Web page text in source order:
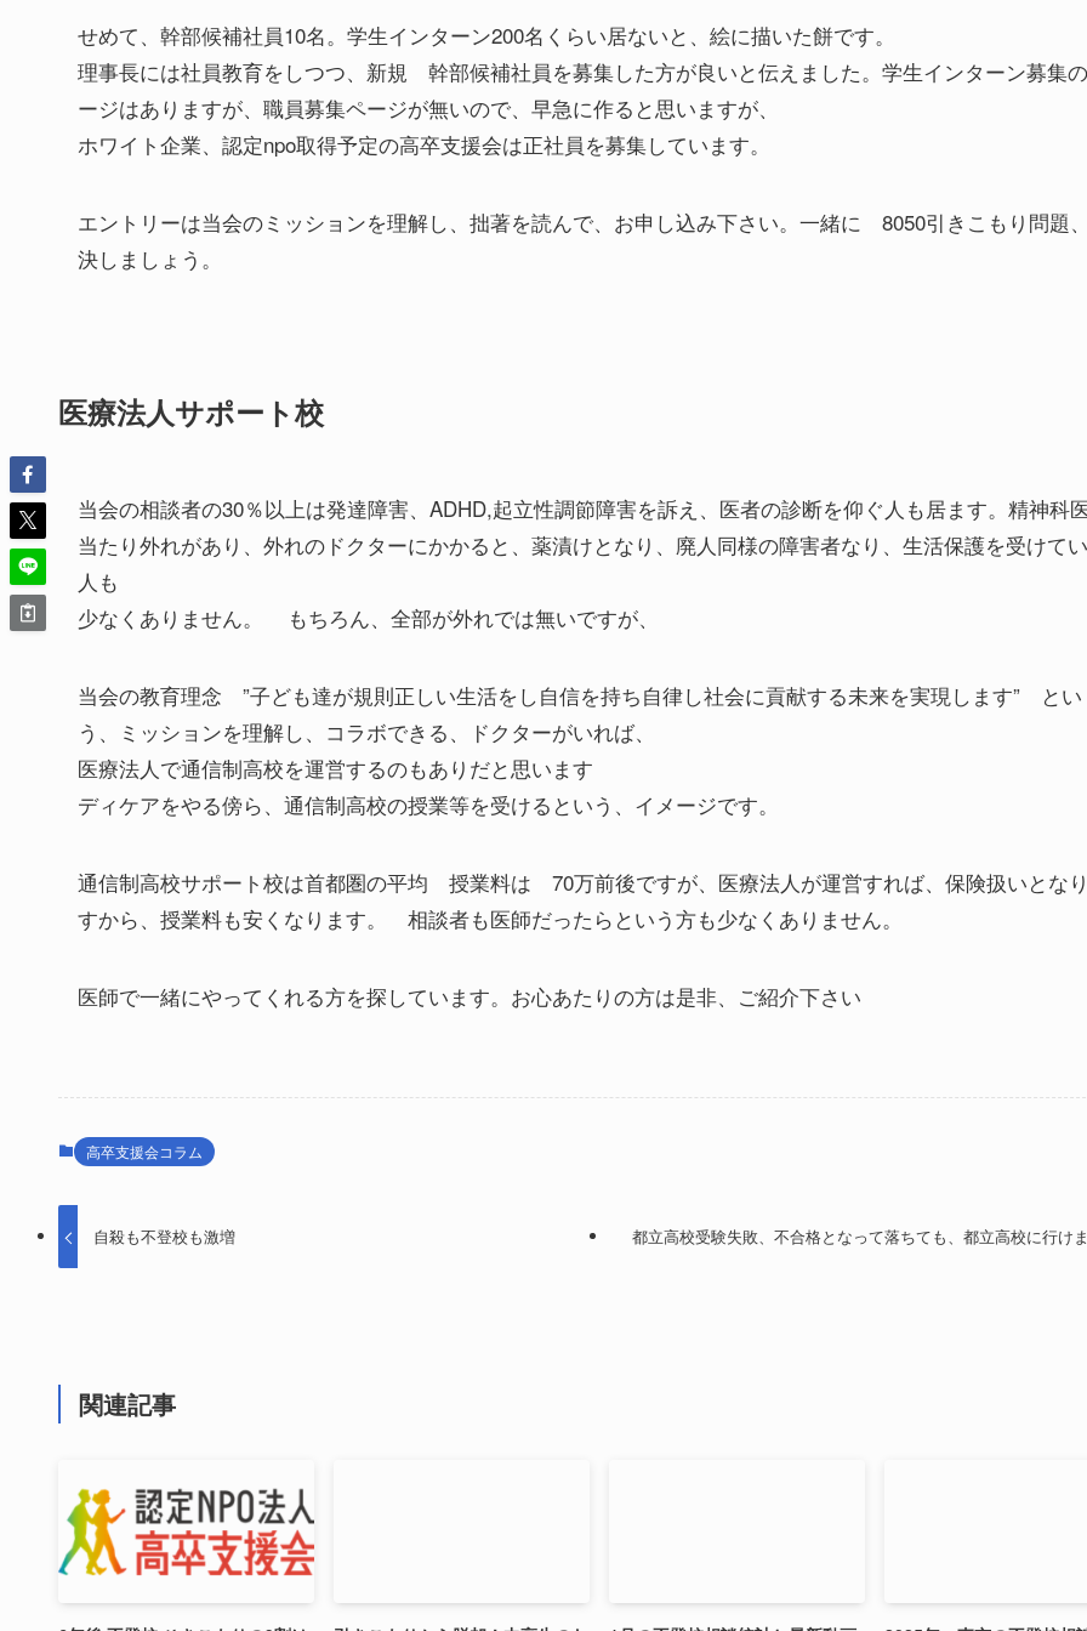
せめて、幹部候補社員10名。学生インターン200名くらい居ないと、絵に描いた餅です。
理事長には社員教育をしつつ、新規 幹部候補社員を募集した方が良いと伝えました。学生インターン募集
ージはありますが、職員募集ページが無いので、早急に作ると思いますが、
ホワイト企業、認定npo取得予定の高卒支援会は正社員を募集しています。
エントリーは当会のミッションを理解し、拙著を読んで、お申し込み下さい。一緒に 8050引きこもり問題
決しましょう。
医療法人サポート校
当会の相談者の30％以上は発達障害、ADHD,起立性調節障害を訴え、医者の診断を仰ぐ人も居ます。精神科
当たり外れがあり、外れのドクターにかかると、薬漬けとなり、廃人同様の障害者なり、生活保護を受けて
人も
少なくありません。 もちろん、全部が外れでは無いですが、
当会の教育理念 ”子ども達が規則正しい生活をし自信を持ち自律し社会に貢献する未来を実現します” とい
う、ミッションを理解し、コラボできる、ドクターがいれば、
医療法人で通信制高校を運営するのもありだと思います
ディケアをやる傍ら、通信制高校の授業等を受けるという、イメージです。
通信制高校サポート校は首都圏の平均 授業料は 70万前後ですが、医療法人が運営すれば、保険扱いとな
すから、授業料も安くなります。 相談者も医師だったらという方も少なくありません。
医師で一緒にやってくれる方を探しています。お心あたりの方は是非、ご紹介下さい
高卒支援会コラム
自殺も不登校も激増 都立高校受験失敗、不合格となって落ちても、都立高校に行け
関連記事